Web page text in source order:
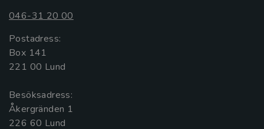
046-31 20 00
Postadress:
Box 141
221 00 Lund
Besöksadress:
Åkergränden 1